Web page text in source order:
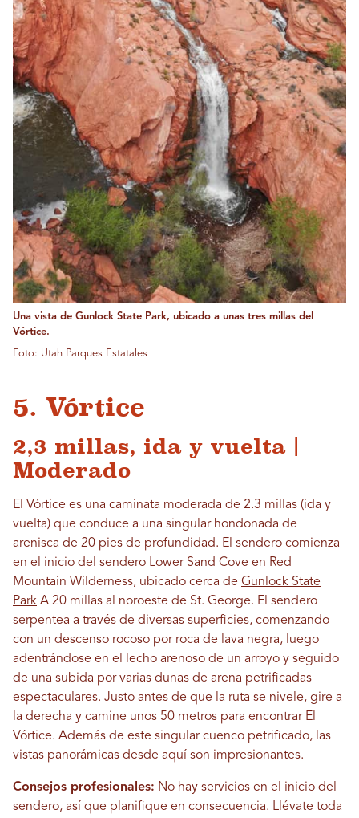
Una vista de Gunlock State Park, ubicado a unas tres millas del
Vórtice.
Foto: Utah Parques Estatales
5. Vórtice
2,3 millas, ida y vuelta |
Moderado
El Vórtice es una caminata moderada de 2.3 millas (ida y
vuelta) que conduce a una singular hondonada de
arenisca de 20 pies de profundidad. El sendero comienza
en el inicio del sendero Lower Sand Cove en Red
Mountain Wilderness, ubicado cerca de Gunlock State
Park A 20 millas al noroeste de St. George. El sendero
serpentea a través de diversas superficies, comenzando
con un descenso rocoso por roca de lava negra, luego
adentrándose en el lecho arenoso de un arroyo y seguido
de una subida por varias dunas de arena petrificadas
espectaculares. Justo antes de que la ruta se nivele, gire a
la derecha y camine unos 50 metros para encontrar El
Vórtice. Además de este singular cuenco petrificado, las
vistas panorámicas desde aquí son impresionantes.
Consejos profesionales: No hay servicios en el inicio del
sendero, así que planifique en consecuencia. Llévate toda